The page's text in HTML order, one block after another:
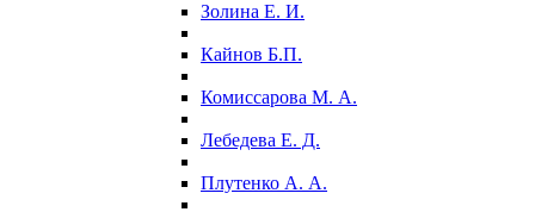
Золина Е. И.
Кайнов Б.П.
Комиссарова М. А.
Лебедева Е. Д.
Плутенко А. А.